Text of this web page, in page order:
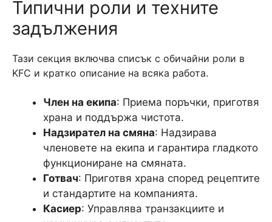
Типични роли и техните
задължения
Тази секция включва списък с обичайни роли в
KFC и кратко описание на всяка работа.
Член на екипа: Приема поръчки, приготвя
храна и поддържа чистота.
Надзирател на смяна: Надзирава
членовете на екипа и гарантира гладкото
функциониране на смяната.
Готвач: Приготвя храна според рецептите
и стандартите на компанията.
Касиер: Управлява транзакциите и